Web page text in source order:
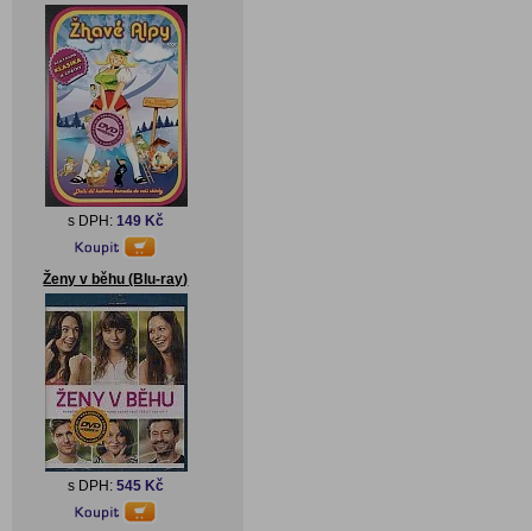
s DPH: 149 Kč
Ženy v běhu (Blu-ray)
s DPH: 545 Kč